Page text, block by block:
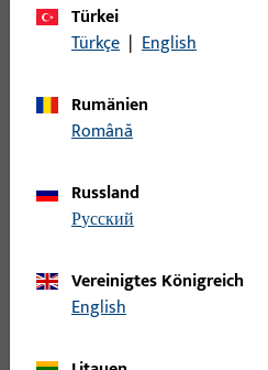
Stulpart
Nutlage
Türkei
Türkçe | English
Rumänien
Română
Russland
русский
Vereinigtes Königreich
English